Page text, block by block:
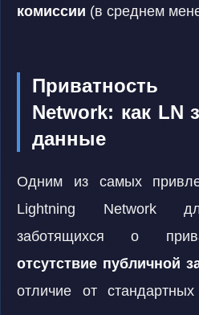
комиссии (в среднем
Network: как LN
данные
Одним из самых
Lightning Network
заботящихся о
отсутствие публичной
отличие от стандартных